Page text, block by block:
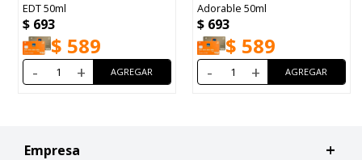
EDT 50ml
$ 693
$ 589
- +
Adorable 50ml
$ 693
$ 589
- +
Empresa